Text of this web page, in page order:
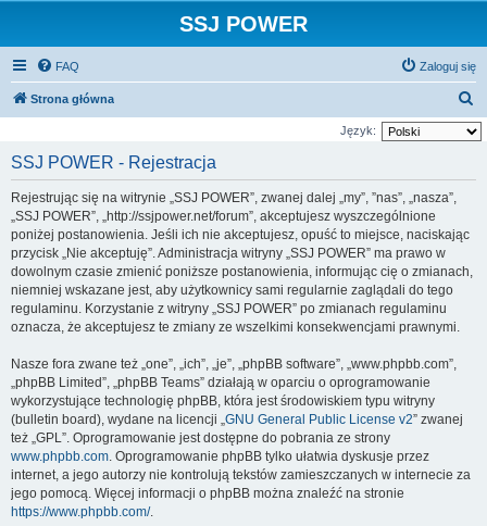
SSJ POWER
FAQ Zaloguj się
Strona główna
z
Język:
SSJ POWER - Rejestracja
Rejestrując się na witrynie „SSJ POWER”, zwanej dalej „my”, ”nas”, „nasza”,
„SSJ POWER”, „http://ssjpower.net/forum”, akceptujesz wyszczególnione
poniżej postanowienia. Jeśli ich nie akceptujesz, opuść to miejsce, naciskając
przycisk „Nie akceptuję”. Administracja witryny „SSJ POWER” ma prawo w
dowolnym czasie zmienić poniższe postanowienia, informując cię o zmianach,
niemniej wskazane jest, aby użytkownicy sami regularnie zaglądali do tego
regulaminu. Korzystanie z witryny „SSJ POWER” po zmianach regulaminu
oznacza, że akceptujesz te zmiany ze wszelkimi konsekwencjami prawnymi.
Nasze fora zwane też „one”, „ich”, „je”, „phpBB software”, „www.phpbb.com”,
„phpBB Limited”, „phpBB Teams” działają w oparciu o oprogramowanie
wykorzystujące technologię phpBB, która jest środowiskiem typu witryny
(bulletin board), wydane na licencji „GNU General Public License v2” zwanej
też „GPL”. Oprogramowanie jest dostępne do pobrania ze strony
www.phpbb.com. Oprogramowanie phpBB tylko ułatwia dyskusje przez
internet, a jego autorzy nie kontrolują tekstów zamieszczanych w internecie za
jego pomocą. Więcej informacji o phpBB można znaleźć na stronie
https://www.phpbb.com/.